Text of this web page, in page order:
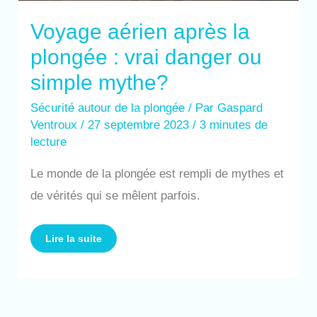
Voyage aérien après la
plongée : vrai danger ou
simple mythe?
Sécurité autour de la plongée / ParGaspard
Ventroux/ 27 septembre 2023/3 minutes de
lecture
Le monde de la plongée est rempli de mythes et
de vérités qui se mêlent parfois.
Lire la suite